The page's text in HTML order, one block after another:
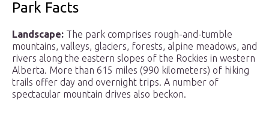
Park Facts
Landscape: The park comprises rough-and-tumble
mountains, valleys, glaciers, forests, alpine meadows, and
rivers along the eastern slopes of the Rockies in western
Alberta. More than 615 miles (990 kilometers) of hiking
trails offer day and overnight trips. A number of
spectacular mountain drives also beckon.